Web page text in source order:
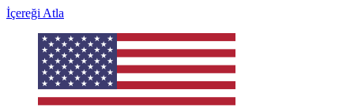
İçereği Atla